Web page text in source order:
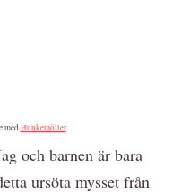
med Hunkemöller
och barnen är bara
ursöta mysset från